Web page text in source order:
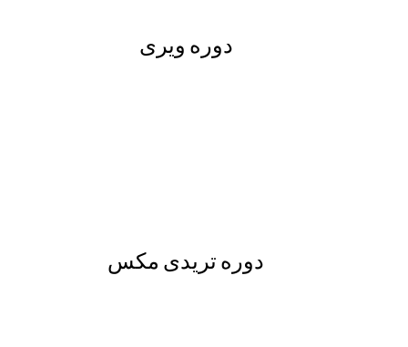
دوره ویری
دوره تریدی مکس